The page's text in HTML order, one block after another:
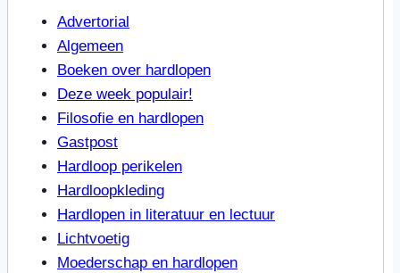
Advertorial
Algemeen
Boeken over hardlopen
Deze week populair!
Filosofie en hardlopen
Gastpost
Hardloop perikelen
Hardloopkleding
Hardlopen in literatuur en lectuur
Lichtvoetig
Moederschap en hardlopen